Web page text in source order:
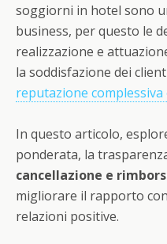
soggiorni in hotel sono
business, per questo le
realizzazione e
la soddisfazione dei
reputazione complessiva
In questo articolo,
ponderata, la
cancellazione e
migliorare il rapporto
relazioni positive.